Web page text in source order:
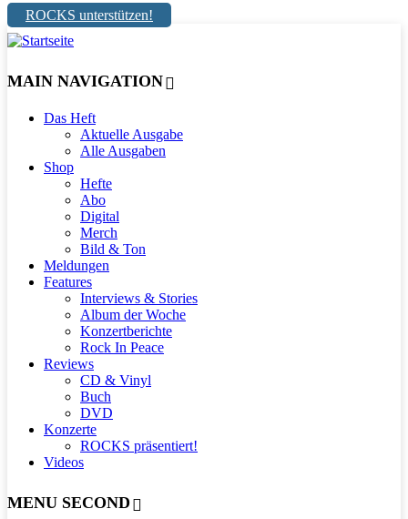
ROCKS unterstützen!
MAIN NAVIGATION
Das Heft
Aktuelle Ausgabe
Alle Ausgaben
Shop
Hefte
Abo
Digital
Merch
Bild & Ton
Meldungen
Features
Interviews & Stories
Album der Woche
Konzertberichte
Rock In Peace
Reviews
CD & Vinyl
Buch
DVD
Konzerte
ROCKS präsentiert!
Videos
MENU SECOND